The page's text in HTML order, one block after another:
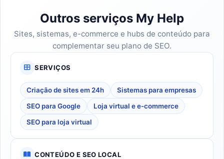
Outros serviços My Help
Sites, sistemas, e-commerce e hubs de conteúdo para
complementar seu plano de SEO.
SERVIÇOS
Criação de sites em 24h Sistemas para empresas
SEO para Google Loja virtual e e-commerce
SEO para loja virtual
CONTEÚDO E SEO LOCAL